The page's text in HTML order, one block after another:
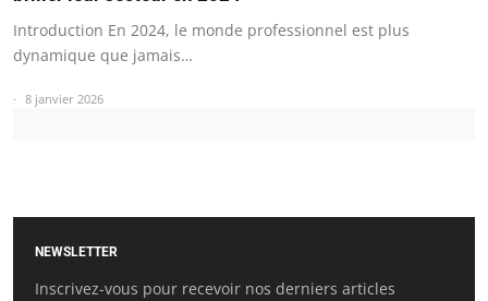
Introduction En 2024, le monde professionnel est plus
dynamique que jamais…
8 janvier 2026
NEWSLETTER
Inscrivez-vous pour recevoir nos derniers articles